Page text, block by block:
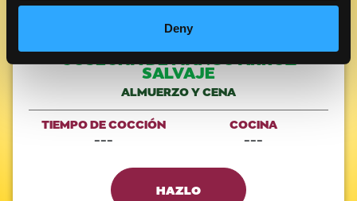
Deny
COSECHA DE MANGO ARROZ
SALVAJE
ALMUERZO Y CENA
TIEMPO DE COCCIÓN
---
COCINA
---
HAZLO